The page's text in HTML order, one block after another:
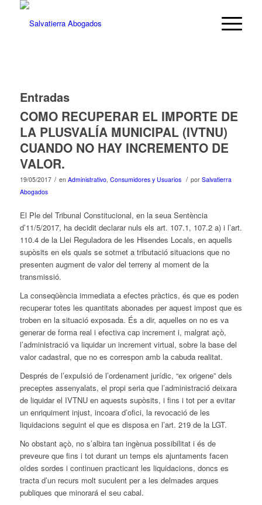
Entradas
COMO RECUPERAR EL IMPORTE DE
LA PLUSVALÍA MUNICIPAL (IVTNU)
CUANDO NO HAY INCREMENTO DE
VALOR.
19/05/2017 / en Administrativo, Consumidores y Usuarios / por Salvatierra
Abogados
El Ple del Tribunal Constitucional, en la seua Sentència
d’11/5/2017, ha decidit declarar nuls els art. 107.1, 107.2 a) i l’art.
110.4 de la Llei Reguladora de les Hisendes Locals, en aquells
supòsits en els quals se sotmet a tributació situacions que no
presenten augment de valor del terreny al moment de la
transmissió.
La conseqüència immediata a efectes pràctics, és que es poden
recuperar totes les quantitats abonades per aquest impost que es
troben en la situació exposada. És a dir, aquelles on no es va
generar de forma real i efectiva cap increment i, malgrat açò,
l’administració va liquidar un increment virtual, sobre la base del
valor cadastral, que no es correspon amb la cabuda realitat.
Després de l’expulsió de l’ordenament jurídic, “ex origene” dels
preceptes assenyalats, el propi seria que l’administració deixara
de liquidar el IVTNU en aquests supòsits, i fins i tot per a evitar
un enriquiment injust, incoara d’ofici, la revocació de les
liquidacions seguint el que es disposa en l’art. 219 de la LGT.
No obstant açò, no s’albira tan ingènua possibilitat i és de
preveure que fins i tot durant un temps els ajuntaments facen
oïdes sordes i continuen practicant les liquidacions, doncs es
tracta d’un recurs molt suculent per a les delmades arques
publiques que minorará el seu cabal.